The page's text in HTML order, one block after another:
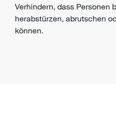
Verhindern, dass Personen
herabstürzen, abrutschen
können.